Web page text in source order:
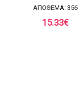
ΑΠΟΘΕΜΑ: 356
15.33€